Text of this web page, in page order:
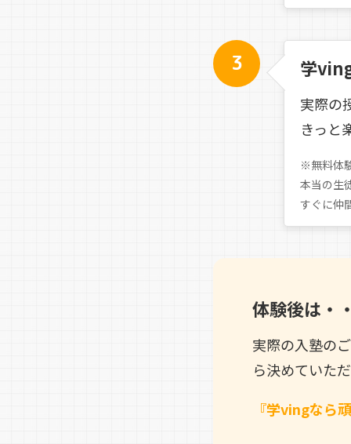
3 学
実際の
きっと
※無料体
本当の生
すぐに仲
体験後は・
実際の入塾の
ら決めていた
『学vingなら